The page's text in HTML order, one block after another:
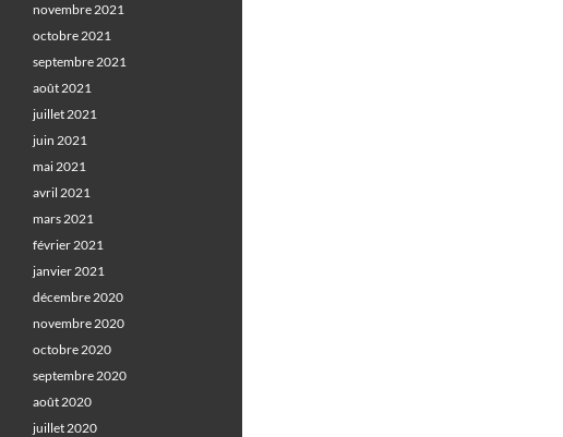
novembre 2021
octobre 2021
septembre 2021
août 2021
juillet 2021
juin 2021
mai 2021
avril 2021
mars 2021
février 2021
janvier 2021
décembre 2020
novembre 2020
octobre 2020
septembre 2020
août 2020
juillet 2020